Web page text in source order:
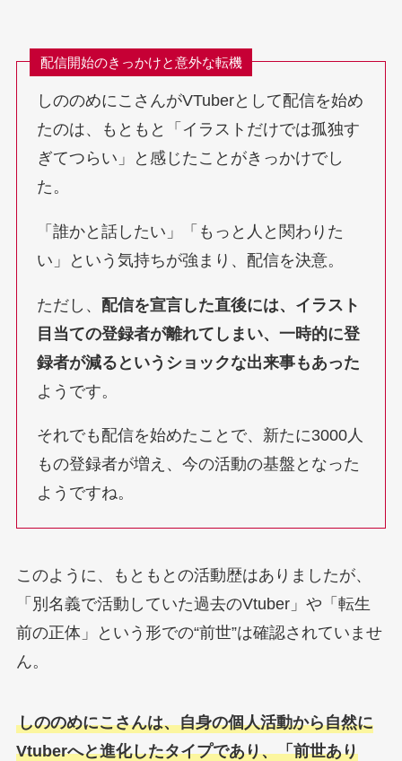
配信開始のきっかけと意外な転機
しののめにこさんがVTuberとして配信を始め
たのは、もともと「イラストだけでは孤独す
ぎてつらい」と感じたことがきっかけでし
た。
「誰かと話したい」「もっと人と関わりた
い」という気持ちが強まり、配信を決意。
ただし、配信を宣言した直後には、イラスト
目当ての登録者が離れてしまい、一時的に登
録者が減るというショックな出来事もあった
ようです。
それでも配信を始めたことで、新たに3000人
もの登録者が増え、今の活動の基盤となった
ようですね。
このように、もともとの活動歴はありましたが、
「別名義で活動していた過去のVtuber」や「転生
前の正体」という形での“前世”は確認されていませ
ん。
しののめにこさんは、自身の個人活動から自然に
Vtuberへと進化したタイプであり、「前世あり